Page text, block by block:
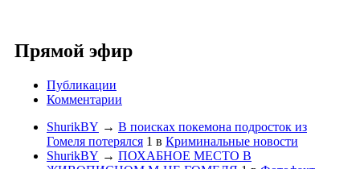
Прямой эфир
Публикации
Комментарии
ShurikBY → В поисках покемона подросток из
Гомеля потерялся 1 в Криминальные новости
ShurikBY → ПОХАБНОЕ МЕСТО В